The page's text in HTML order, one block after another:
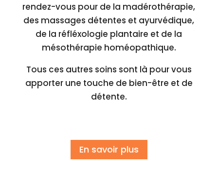
rendez-vous pour de la madérothérapie,
des massages détentes et ayurvédique,
de la réfléxologie plantaire et de la
mésothérapie homéopathique.
Tous ces autres soins sont là pour vous
apporter une touche de bien-être et de
détente.
En savoir plus